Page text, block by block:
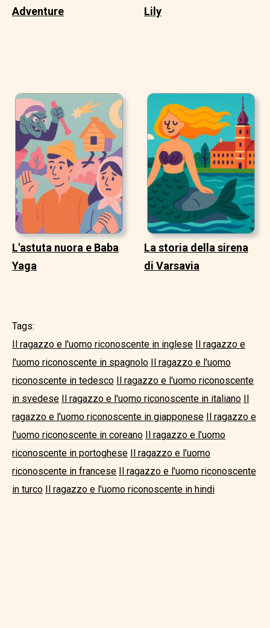
Adventure Lily
L'astuta nuora e Baba
Yaga
La storia della sirena
di Varsavia
Tags:
Il ragazzo e l'uomo riconoscente in inglese Il ragazzo e
l'uomo riconoscente in spagnolo Il ragazzo e l'uomo
riconoscente in tedesco Il ragazzo e l'uomo riconoscente
in svedese Il ragazzo e l'uomo riconoscente in italiano Il
ragazzo e l'uomo riconoscente in giapponese Il ragazzo e
l'uomo riconoscente in coreano Il ragazzo e l'uomo
riconoscente in portoghese Il ragazzo e l'uomo
riconoscente in francese Il ragazzo e l'uomo riconoscente
in turco Il ragazzo e l'uomo riconoscente in hindi